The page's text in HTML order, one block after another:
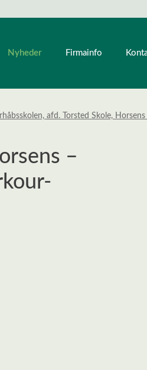
Firmainfo
afd. Torsted Skole,
–